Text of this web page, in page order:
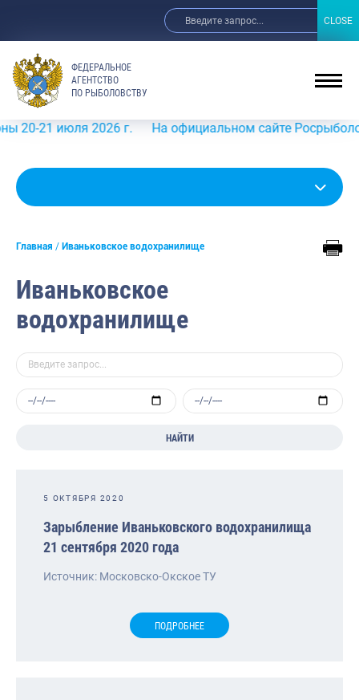
ФЕДЕРАЛЬНОЕ
АГЕНТСТВО
ПО РЫБОЛОВСТВУ
2026 г. На официальном сайте Росрыболовства в
Главная Иваньковское водохранилище
Иваньковское
водохранилище
НАЙТИ
5 ОКТЯБРЯ 2020
Зарыбление Иваньковского водохранилища
21 сентября 2020 года
Источник: Московско-Окское ТУ
ПОДРОБНЕЕ
CLOSE
CLOSE